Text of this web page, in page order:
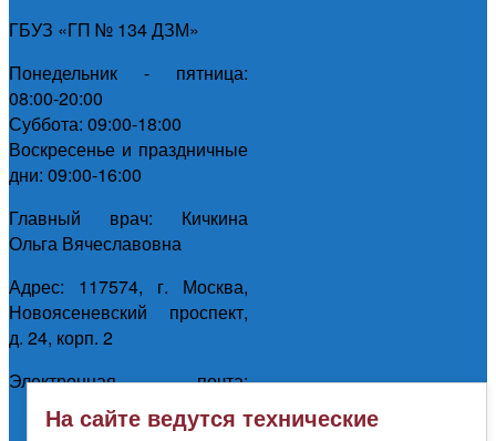
ГБУЗ «ГП № 134 ДЗМ»
Понедельник - пятница:
08:00-20:00
Суббота: 09:00-18:00
Воскресенье и праздничные
дни: 09:00-16:00
Главный врач: Кичкина
Ольга Вячеславовна
Адрес: 117574, г. Москва,
Новоясеневский проспект,
д. 24, корп. 2
Электронная почта:
gp134@zdrav.mos.ru
На сайте ведутся технические